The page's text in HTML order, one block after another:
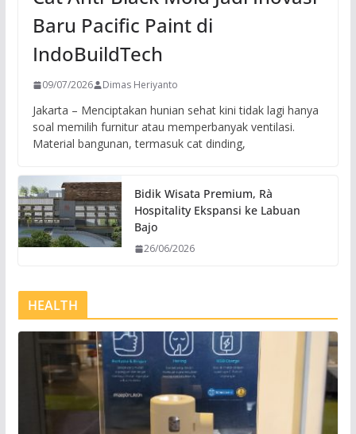
Baru Pacific Paint di
IndoBuildTech
09/07/2026 Dimas Heriyanto
Jakarta – Menciptakan hunian sehat kini tidak lagi hanya
soal memilih furnitur atau memperbanyak ventilasi.
Material bangunan, termasuk cat dinding,
Bidik Wisata Premium, Rà
Hospitality Ekspansi ke Labuan
Bajo
26/06/2026
HEALTH